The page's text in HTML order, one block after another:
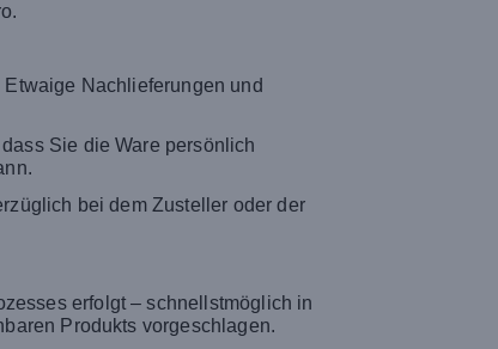
Nachlieferungen und
Sie die Ware persönlich
bei dem Zusteller oder der
erfolgt – schnellstmöglich in
Produkts vorgeschlagen.